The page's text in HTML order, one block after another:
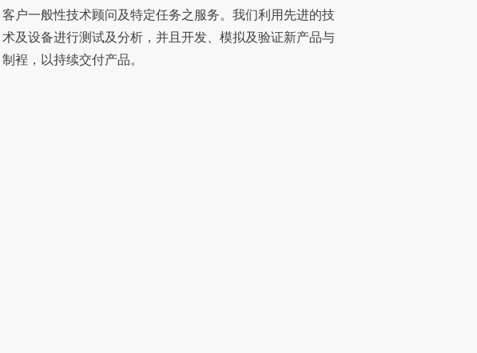
客户一般性技术顾问及特定任务之服务。我们利用先进的技
术及设备进行测试及分析，并且开发、模拟及验证新产品与
制裎，以持续交付产品。